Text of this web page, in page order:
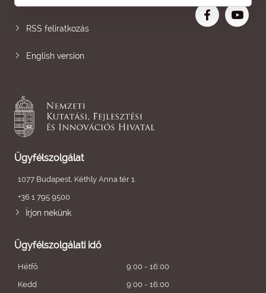
RSS feliratkozás
English version
Ügyfélszolgálat
1077 Budapest, Kéthly Anna tér 1.
+36 1 795 9500
Írjon nekünk
Ügyfélszolgálati idő
Hétfő
9:00 - 16:00
Kedd
9:00 - 16:00